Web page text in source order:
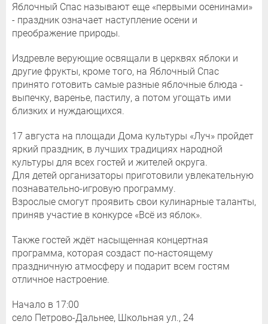
Яблочный Спас называют еще «первыми осенинами»
- праздник означает наступление осени и
преображение природы.
Издревле верующие освящали в церквях яблоки и
другие фрукты, кроме того, на Яблочный Спас
принято готовить самые разные яблочные блюда -
выпечку, варенье, пастилу, а потом угощать ими
близких и нуждающихся.
17 августа на площади Дома культуры «Луч» пройдет
яркий праздник, в лучших традициях народной
культуры для всех гостей и жителей округа.
Для детей организаторы приготовили увлекательную
познавательно-игровую программу.
Взрослые смогут проявить свои кулинарные таланты,
приняв участие в конкурсе «Всё из яблок».
Также гостей ждёт насыщенная концертная
программа, которая создаст по-настоящему
праздничную атмосферу и подарит всем гостям
отличное настроение.
Начало в 17:00
село Петрово-Дальнее, Школьная ул., 24